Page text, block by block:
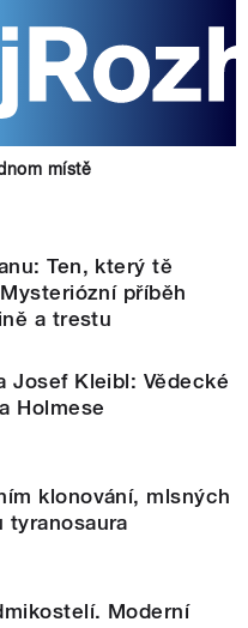
místě
Ten, který tě
příběh
a trestu
Josef Kleibl: Vědecké
Holmese
klonování, mlsných
tyranosaura
Moderní